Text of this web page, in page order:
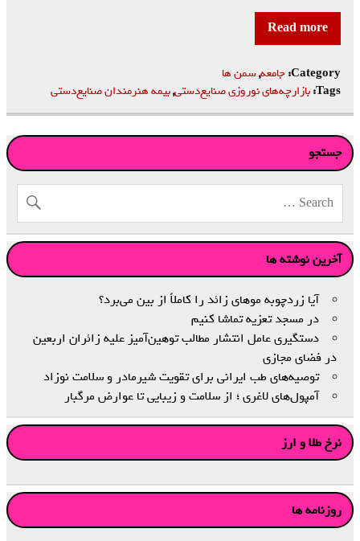
Read more
Category: جامعه,سمن ها
Tags: بازارچه‌های نوروزی صنایع‌دستی,بیمه هنرمندان صنایع‌دستی
جستجو
آخرین نوشته ها
آیا زردچوبه موهای زائد را کاملاً از بین می‌برد؟
در مسجد تعزیه تماشا کنیم
دستگیری عامل انتشار مطالب توهین‌آمیز علیه زائران اربعین
در فضای مجازی
توصیه‌های طب ایرانی برای تقویت شیرمادر و سلامت نوزاد
آمپول‌های لاغری ؛ از سلامت و زیبایی تا عوارض مرگبار
نرخ طلا و ارز
روزنامه ها